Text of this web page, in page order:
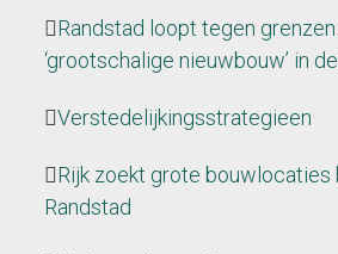
Randstad loopt tegen grenzen
‘grootschalige nieuwbouw’ in
Verstedelijkingsstrategieen
Rijk zoekt grote bouwlocaties
Randstad